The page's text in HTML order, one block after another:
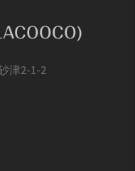
津2-1-2